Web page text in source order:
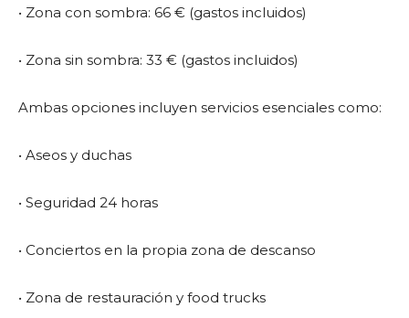
• Zona con sombra: 66 € (gastos incluidos)
• Zona sin sombra: 33 € (gastos incluidos)
Ambas opciones incluyen servicios esenciales como:
• Aseos y duchas
• Seguridad 24 horas
• Conciertos en la propia zona de descanso
• Zona de restauración y food trucks